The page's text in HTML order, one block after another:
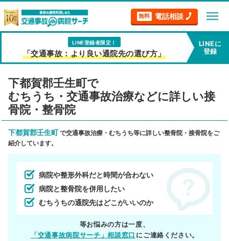
無料 電話相談 menu
LINE登録者限定！
「交通事故：より良い通院先の選び方」
LINEに
登録
下都賀郡壬生町で
むちうち・交通事故治療などに詳しい接
骨院・整骨院
下都賀郡壬生町で交通事故治療・むちうち等に詳しい整骨院・接骨院をご
紹介しています。
病院や整形外科だと時間が合わない
病院と整骨院を併用したい
むちうちの通院先はどこがいいのか
等お悩みの方は一度、
「交通事故病院サーチ」相談窓口 にご連絡ください。